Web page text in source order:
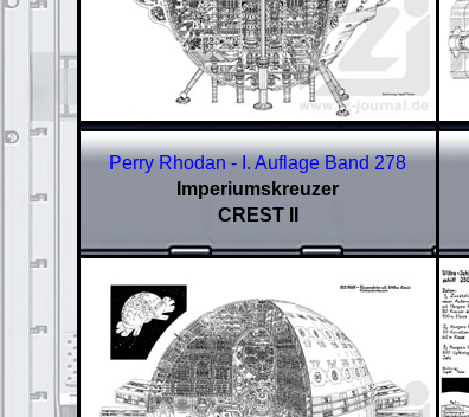
Perry Rhodan - I. Auflage Band 278
Imperiumskreuzer
CREST II